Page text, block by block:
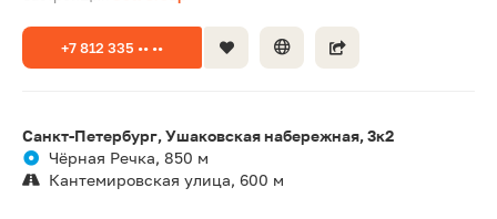
+7 812 335 •• ••
Санкт-Петербург, Ушаковская набережная, 3к2
Чёрная Речка, 850 м
Кантемировская улица, 600 м